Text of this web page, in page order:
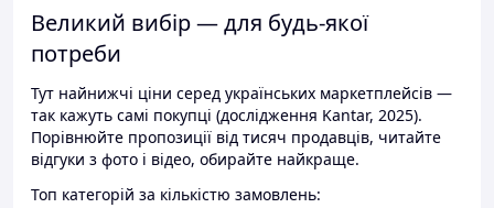
Великий вибір — для будь-якої
потреби
Тут найнижчі ціни серед українських маркетплейсів —
так кажуть самі покупці (дослідження Kantar, 2025).
Порівнюйте пропозиції від тисяч продавців, читайте
відгуки з фото і відео, обирайте найкраще.
Топ категорій за кількістю замовлень: